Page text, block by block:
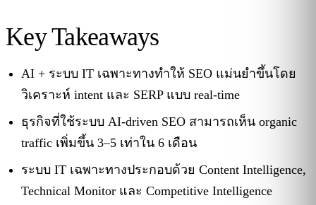
Key Takeaways
AI + ระบบ IT เฉพาะทางทำให้ SEO แม่นยำขึ้นโดย
วิเคราะห์ intent และ SERP แบบ real-time
ธุรกิจที่ใช้ระบบ AI-driven SEO สามารถเห็น organic
traffic เพิ่มขึ้น 3–5 เท่าใน 6 เดือน
ระบบ IT เฉพาะทางประกอบด้วย Content Intelligence,
Technical Monitor และ Competitive Intelligence